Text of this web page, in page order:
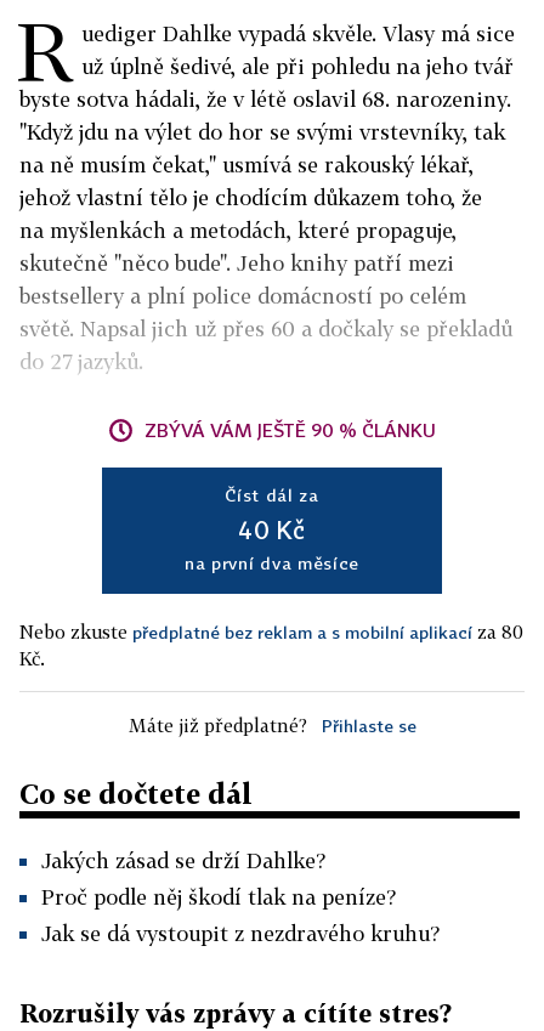
R uediger Dahlke vypadá skvěle. Vlasy má sice
už úplně šedivé, ale při pohledu na jeho tvář
byste sotva hádali, že v létě oslavil 68. narozeniny.
"Když jdu na výlet do hor se svými vrstevníky, tak
na ně musím čekat," usmívá se rakouský lékař,
jehož vlastní tělo je chodícím důkazem toho, že
na myšlenkách a metodách, které propaguje,
skutečně "něco bude". Jeho knihy patří mezi
bestsellery a plní police domácností po celém
světě. Napsal jich už přes 60 a dočkaly se překladů
do 27 jazyků.
ZBÝVÁ VÁM JEŠTĚ 90 % ČLÁNKU
Číst dál za
40 Kč
na první dva měsíce
Nebo zkuste předplatné bez reklam a s mobilní aplikací za 80
Kč.
Máte již předplatné? Přihlaste se
Co se dočtete dál
Jakých zásad se drží Dahlke?
Proč podle něj škodí tlak na peníze?
Jak se dá vystoupit z nezdravého kruhu?
Rozrušily vás zprávy a cítíte stres?